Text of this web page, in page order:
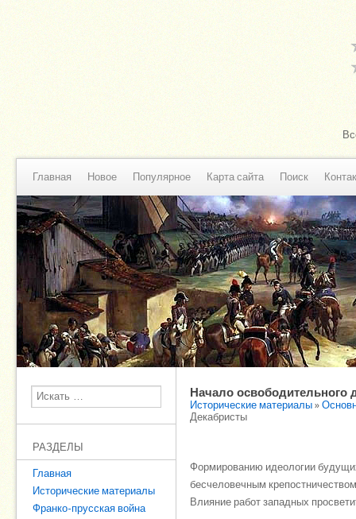
Главная Новое Популярное Карта сайта Поиск
Поиск
РАЗДЕЛЫ
Главная
Исторические материалы
Франко-прусская война
Начало освободительного
Исторические материалы »
Декабристы
Формированию идеологии
бесчеловечным
Влияние работ западных